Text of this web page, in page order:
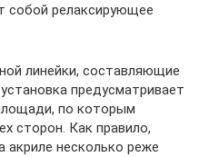
собой релаксирующее
линейки, составляющие
предусматривает
по которым
сторон. Как правило,
акриле несколько реже